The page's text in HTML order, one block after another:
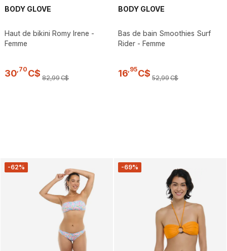
BODY GLOVE
Haut de bikini Romy Irene -
Femme
30 70 C$ 82,99C$
BODY GLOVE
Bas de bain Smoothies Surf
Rider - Femme
16 95C$ 52,99C$
-62% -69%